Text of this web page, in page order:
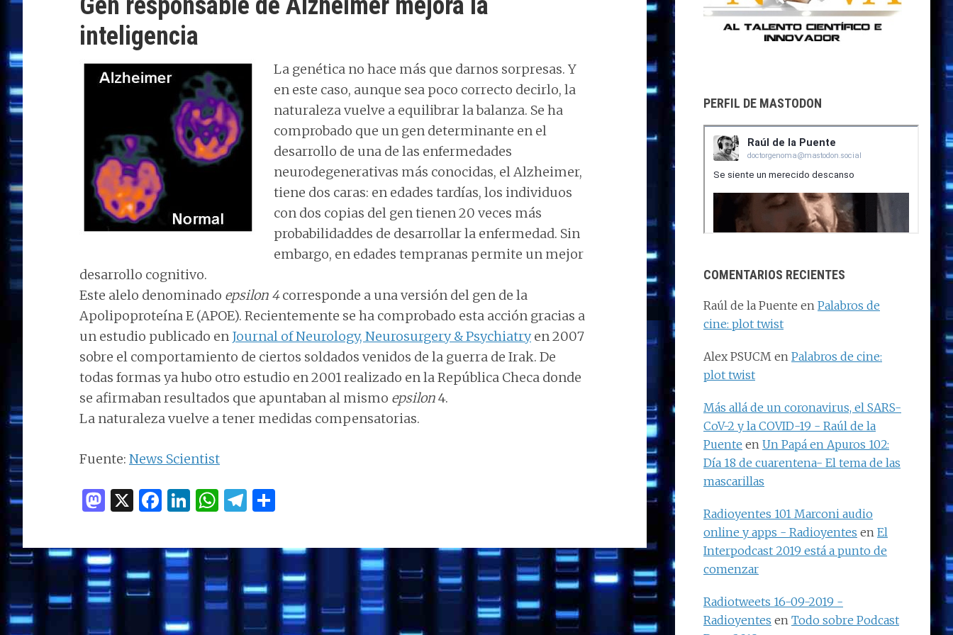
inteligencia
La genética no hace más que darnos sorpresas. Y
en este caso, aunque sea poco correcto decirlo, la
naturaleza vuelve a equilibrar la balanza. Se ha
comprobado que un gen determinante en el
desarrollo de una de las enfermedades
neurodegenerativas más conocidas, el Alzheimer,
tiene dos caras: en edades tardías, los individuos
con dos copias del gen tienen 20 veces más
probabilidaddes de desarrollar la enfermedad. Sin
embargo, en edades tempranas permite un mejor
desarrollo cognitivo.
Este alelo denominado epsilon 4corresponde a una versión del gen de la
Apolipoproteína E (APOE). Recientemente se ha comprobado esta acción gracias a
un estudio publicado en Journal of Neurology, Neurosurgery & Psychiatryen 2007
sobre el comportamiento de ciertos soldados venidos de la guerra de Irak. De
todas formas ya hubo otro estudio en 2001 realizado en la República Checa donde
se afirmaban resultados que apuntaban al mismo epsilon4.
La naturaleza vuelve a tener medidas compensatorias.
Fuente: News Scientist
M
to
d
o
n
X F
ce
b
o
Li
k
e
dI
n
W
at
s
A
p
T
e
ra
m
m
p
ar
ti
PERFIL DE MASTODON
COMENTARIOS RECIENTES
Raúl de la Puente en Palabros de
cine: plot twist
Alex PSUCM en Palabros de cine:
plot twist
Más allá de un coronavirus, el SARS-
CoV-2 y la COVID-19 - Raúl de la
Puente en Un Papá en Apuros 102:
Día 18 de cuarentena- El tema de las
mascarillas
Radioyentes 101 Marconi audio
online y apps - Radioyentes en El
Interpodcast 2019 está a punto de
comenzar
Radiotweets 16-09-2019 -
Radioyentes en Todo sobre Podcast